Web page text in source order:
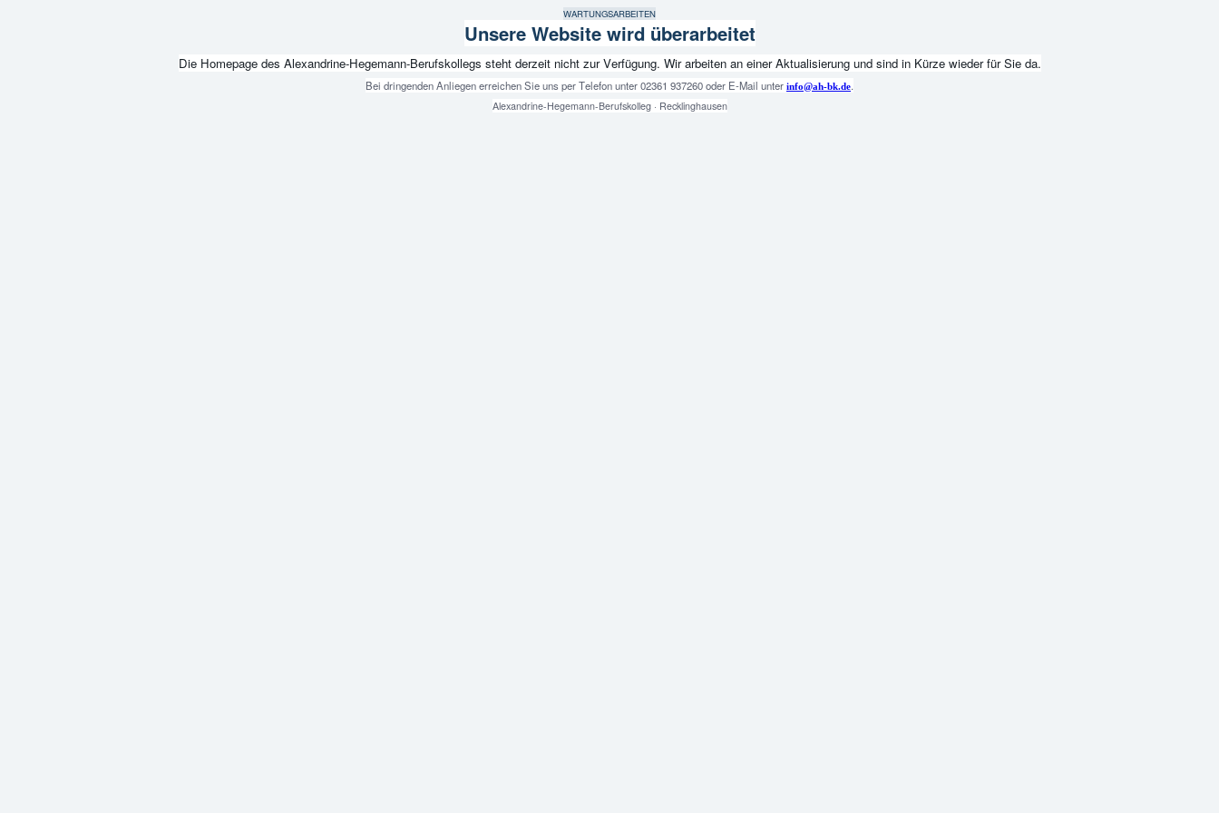
WARTUNGSARBEITEN
Unsere Website wird überarbeitet
Die Homepage des Alexandrine-Hegemann-Berufskollegs steht derzeit nicht zur Verfügung. Wir arbeiten an einer Aktualisierung und sind in Kürze wieder für Sie da.
Bei dringenden Anliegen erreichen Sie uns per Telefon unter 02361 937260 oder E-Mail unter info@ah-bk.de.
Alexandrine-Hegemann-Berufskolleg · Recklinghausen